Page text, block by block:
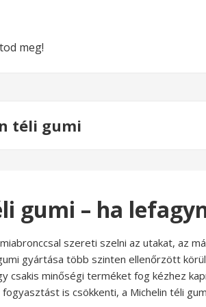
meg!
téli gumi
gumi – ha
szereti szelni az utakat, az
gyártása több szinten ellenőrzött
csakis minőségi terméket fog kézhez
is csökkenti, a Michelin téli